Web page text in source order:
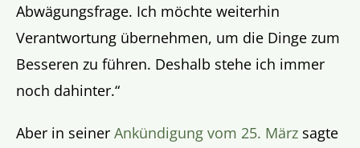
Abwägungsfrage. Ich möchte weiterhin
Verantwortung übernehmen, um die Dinge zum
Besseren zu führen. Deshalb stehe ich immer
noch dahinter.“
Aber in seiner Ankündigung vom 25. März sagte